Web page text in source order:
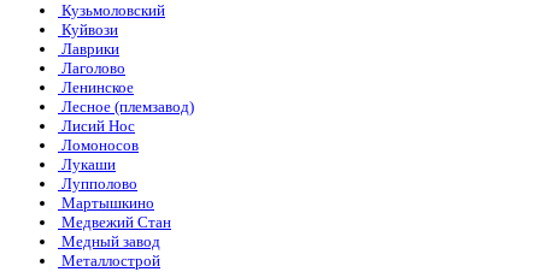
Кузьмоловский
Куйвози
Лаврики
Лаголово
Ленинское
Лесное (племзавод)
Лисий Нос
Ломоносов
Лукаши
Лупполово
Мартышкино
Медвежий Стан
Медный завод
Металлострой